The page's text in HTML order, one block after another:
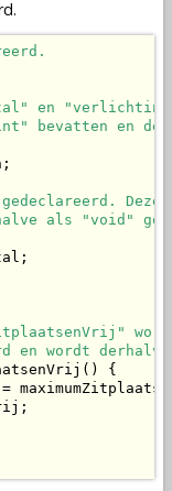
en
bevatten en de
Deze
als "void"
en wordt
{